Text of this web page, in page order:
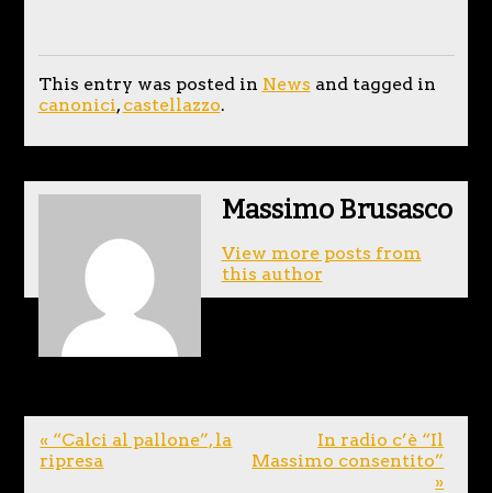
This entry was posted in News and tagged in
canonici,castellazzo.
Massimo Brusasco
View more posts from
this author
« “Calci al pallone”, la
ripresa
In radio c’è “Il
Massimo consentito”
»